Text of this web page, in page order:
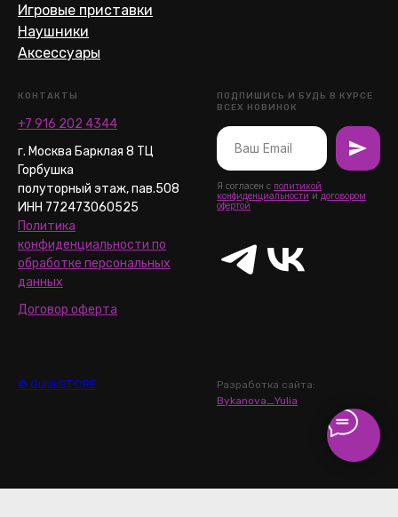
Игровые приставки
Наушники
Аксессуары
КОНТАКТЫ
+7 916 202 4344
г. Москва Барклая 8 ТЦ
Горбушка
полуторный этаж, пав.508
ИНН 772473060525
Политика
конфиденциальности по
обработке персональных
данных
Договор оферта
ПОДПИШИСЬ И БУДЬ В КУРСЕ
ВСЕХ НОВИНОК
Я согласен с политикой
конфиденциальности и договором
офертой
© Gulai.STORE
Разработка сайта:
Bykanova_Yulia